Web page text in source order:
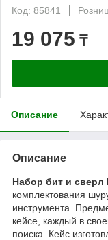
Код: 85841
19 075 ₸
Описание
Описание
Набор бит и сверл
комплектования
инструмента.
кейсе, каждый в
поиска. Кейс